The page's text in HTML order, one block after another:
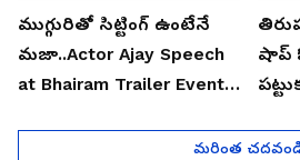
ముగ్గురితో సిట్టింగ్ ఉంటేనే
మజా..Actor Ajay Speech
at Bhairam Trailer Event |
షాప్
మరింత